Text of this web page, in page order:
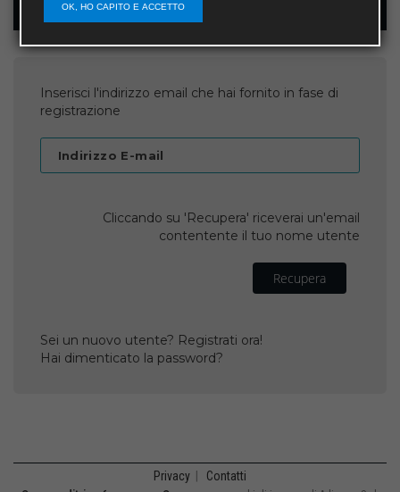
Recupera username
Inserisci l'indirizzo email che hai fornito in fase di
registrazione
Indirizzo E-mail
Cliccando su 'Recupera' riceverai un'email
contentente il tuo nome utente
Recupera
Sei un nuovo utente? Registrati ora!
Hai dimenticato la password?
Privacy Contatti
OK, HO CAPITO E ACCETTO